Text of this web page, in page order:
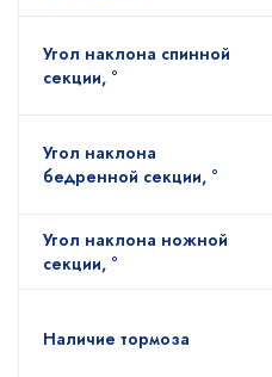
Угол наклона спинной
секции, °
Угол наклона
бедренной секции, °
Угол наклона ножной
секции, °
Наличие тормоза